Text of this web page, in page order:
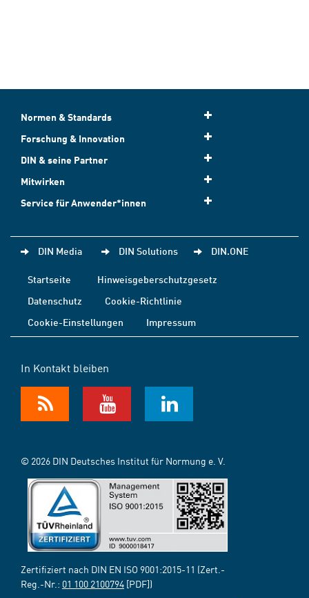
Normen & Standards
Forschung & Innovation
DIN & seine Partner
Mitwirken
Service für Anwender*innen
DIN Media DIN Solutions DIN.ONE
Startseite
Hinweisgeberschutzgesetz
Datenschutz
Cookie-Richtlinie
Cookie-Einstellungen
Impressum
In Kontakt bleiben
© 2026 DIN Deutsches Institut für Normung e. V.
Zertifiziert nach DIN EN ISO 9001:2015-11 (Zert.-
Reg.-Nr.: 01 100 2100794 [PDF])